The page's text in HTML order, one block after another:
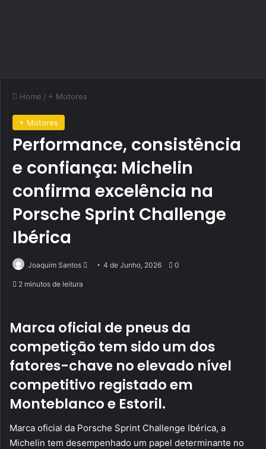
Home / + Motores
+ Motores
Performance, consistência
e confiança: Michelin
confirma excelência na
Porsche Sprint Challenge
Ibérica
Joaquim Santos
Send4 de Junho, 2026 0
2 minutos de leitura
Marca oficial de pneus da
competição tem sido um dos
fatores-chave no elevado nível
competitivo registado em
Monteblanco e Estoril.
Marca oficial da Porsche Sprint Challenge Ibérica, a
Michelin tem desempenhado um papel determinante no